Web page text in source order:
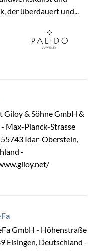
der überdauert und...
Giloy & Söhne GmbH &
- Max-Planck-Strasse
Idar-Oberstein,
-
GmbH - Höhenstraße
Eisingen, Deutschland -